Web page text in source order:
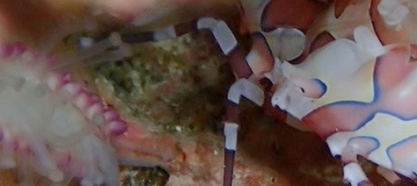
モンガラカワハギ
モンスズメダイ モンスズメダ
ヤマブキウミウシ
ヤリイカ ユウゼン ユカ
ヨコシマニセモチノウオ
ヨコシマニセモチノウオ幼魚
ラベンダーウミウシ
リサーチダイビング リピー
リュウモンイロウミウシ
レンテンヤッコ ロケ番
ワタユキシボリガイ
一人旅 一期一会 一組